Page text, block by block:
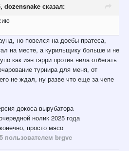
dozensnake сказал:
но повелся на доебы пратеса,
на месте, а курильщику больше и не
как иэн гэрри против нила отбегать
турнира для меня, от
не ждал, ну разве что еще за чепе
докоса-вырубатора
нолик 2025 года
просто мясо
пользователем brgvc